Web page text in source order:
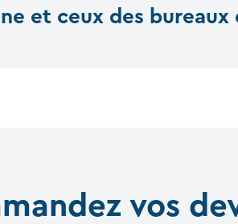
et ceux des bureaux
vos